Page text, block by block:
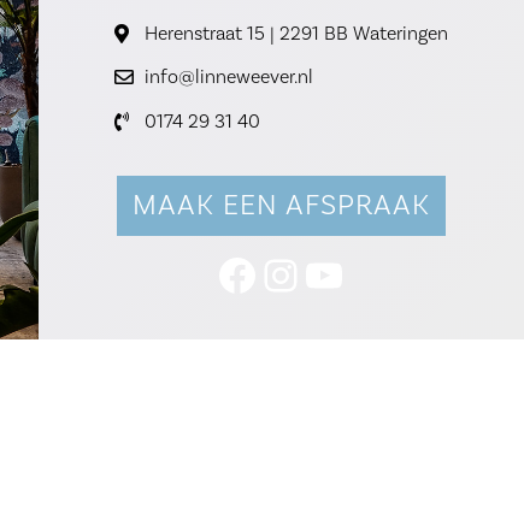
Herenstraat 15 | 2291 BB Wateringen
info@linneweever.nl
0174 29 31 40
MAAK EEN AFSPRAAK